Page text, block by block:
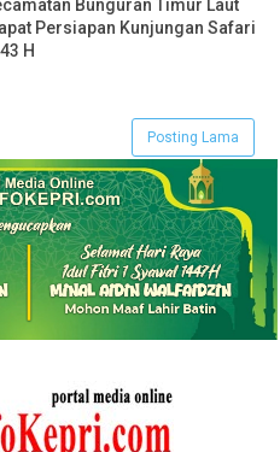
Bunguran Timur Laut
Persiapan Kunjungan Safari
H
Posting Lama